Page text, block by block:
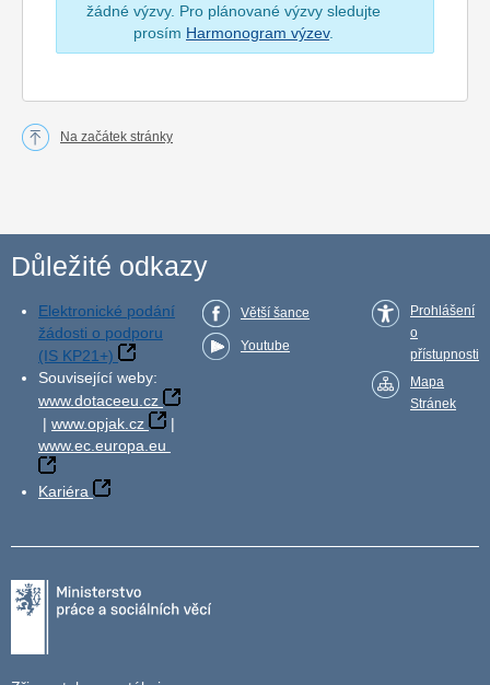
žádné výzvy. Pro plánované výzvy sledujte
prosím Harmonogram výzev.
Na začátek stránky
Důležité odkazy
Elektronické podání
žádosti o podporu
(IS KP21+)
Související weby:
www.dotaceeu.cz
| www.opjak.cz
|
www.ec.europa.eu
Kariéra
Větší šance
Youtube
Prohlášení
o
přístupnosti
Mapa
Stránek